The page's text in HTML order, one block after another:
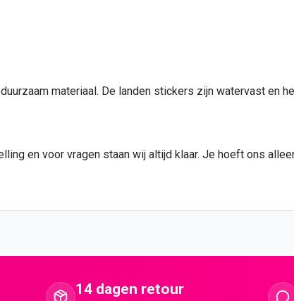
materiaal. De landen stickers zijn watervast en
en voor vragen staan wij altijd klaar. Je hoeft ons
14 dagen retour